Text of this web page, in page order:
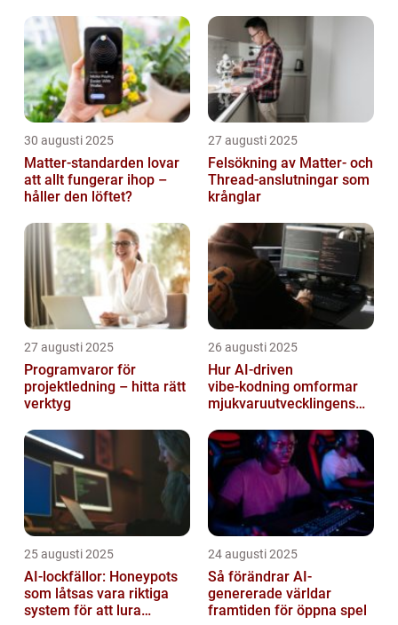
30 augusti 2025
Matter-standarden lovar
att allt fungerar ihop –
håller den löftet?
27 augusti 2025
Felsökning av Matter‑ och
Thread‑anslutningar som
krånglar
27 augusti 2025
Programvaror för
projektledning – hitta rätt
verktyg
26 augusti 2025
Hur AI‑driven
vibe‑kodning omformar
mjukvaruutvecklingens
25 augusti 2025
AI-lockfällor: Honeypots
som låtsas vara riktiga
system för att lura
24 augusti 2025
Så förändrar AI-
genererade världar
framtiden för öppna spel